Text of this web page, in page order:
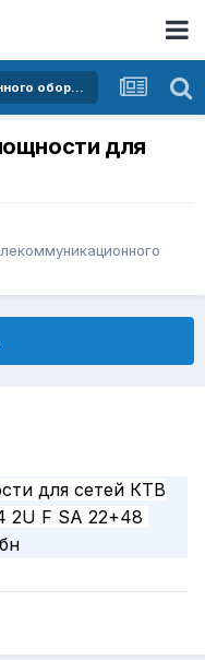
Покупка и продажа телекоммуникационного оборудования
для
для сетей КТВ
2U F SA 22+48